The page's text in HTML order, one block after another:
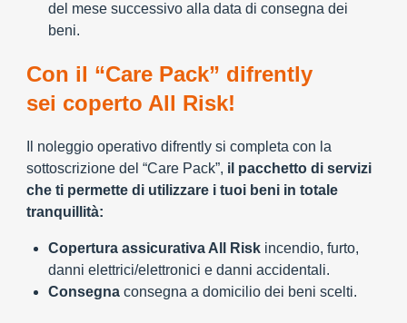
del mese successivo alla data di consegna dei
beni.
Con il “Care Pack” difrently
sei coperto All Risk!
Il noleggio operativo difrently si completa con la
sottoscrizione del “Care Pack”, il pacchetto di servizi
che ti permette di utilizzare i tuoi beni in totale
tranquillità:
Copertura assicurativa All Risk incendio, furto,
danni elettrici/elettronici e danni accidentali.
Consegna consegna a domicilio dei beni scelti.